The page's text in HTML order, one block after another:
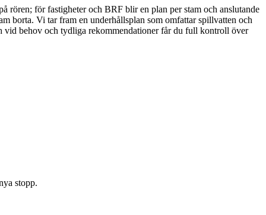
rören; för fastigheter och BRF blir en plan per stam och anslutande
borta. Vi tar fram en underhållsplan som omfattar spillvatten och
vid behov och tydliga rekommendationer får du full kontroll över
stopp.